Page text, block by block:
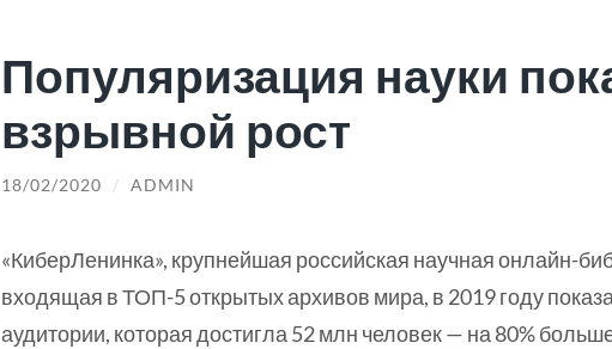
Популяризация науки
взрывной рост
18/02/2020 / ADMIN
«КиберЛенинка», крупнейшая российская научная онлайн-
входящая в ТОП-5 открытых архивов мира, в 2019 году
аудитории, которая достигла 52 млн человек — на 80%